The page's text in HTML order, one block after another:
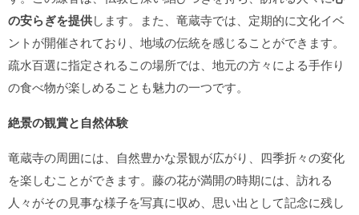
の安らぎを提供します。また、竜蔵寺では、定期的に文化イベ
ントが開催されており、地域の伝統を感じることができます。
疏水百選に指定されるこの場所では、地元の方々による手作り
の食べ物が楽しめることも魅力の一つです。
絶景の観賞と自然体験
竜蔵寺の周囲には、自然豊かな景観が広がり、四季折々の変化
を楽しむことができます。藤の花が満開の時期には、訪れる
人々がその見事な様子を写真に収め、思い出として記念に残し